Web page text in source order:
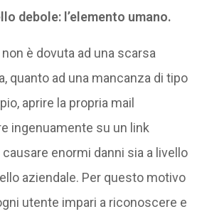
debole: l’elemento umano.
non è dovuta ad una scarsa
quanto ad una mancanza di tipo
aprire la propria mail
ingenuamente su un link
enormi danni sia a livello
aziendale. Per questo motivo
utente impari a riconoscere e